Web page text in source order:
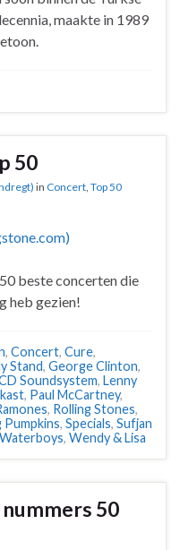
maakte in 1989
50
in Concert, Top 50
beste concerten die
heb gezien!
, Concert, Cure,
Stand, George Clinton,
Soundsystem, Lenny
, Paul McCartney,
, Rolling Stones,
Pumpkins, Specials, Sufjan
Waterboys, Wendy & Lisa
50